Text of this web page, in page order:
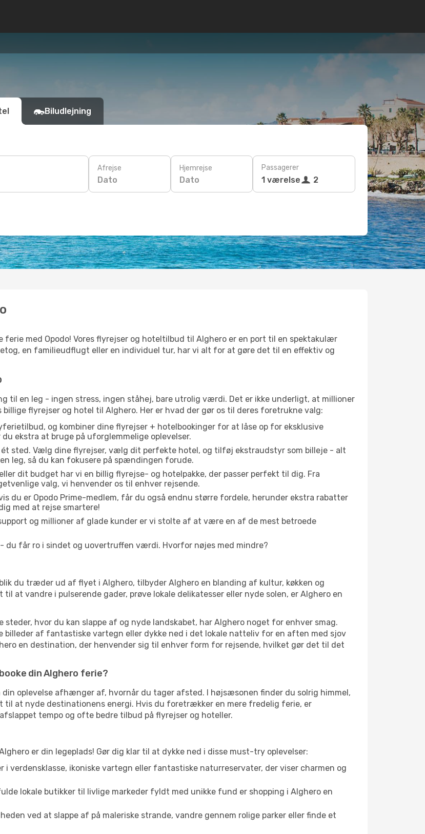
Biludlejning
Afrejse
Dato
Hjemrejse
Dato
Passagerer
1 værelse 2
med Opodo! Vores flyrejser og hoteltilbud til Alghero er en port til en spektakulær
en familieudflugt eller en individuel tur, har vi alt for at gøre det til en effektiv og
til en leg - ingen stress, ingen ståhej, bare utrolig værdi. Det er ikke underligt, at millioner
flyrejser og hotel til Alghero. Her er hvad der gør os til deres foretrukne valg:
og kombiner dine flyrejser + hotelbookinger for at låse op for eksklusive
ekstra at bruge på uforglemmelige oplevelser.
ét sted. Vælg dine flyrejser, vælg dit perfekte hotel, og tilføj ekstraudstyr som billeje - alt
leg, så du kan fokusere på spændingen forude.
dit budget har vi en billig flyrejse- og hotelpakke, der passer perfekt til dig. Fra
valg, vi henvender os til enhver rejsende.
du er Opodo Prime-medlem, får du også endnu større fordele, herunder ekstra rabatter
med at rejse smartere!
og millioner af glade kunder er vi stolte af at være en af de mest betroede
du får ro i sindet og uovertruffen værdi. Hvorfor nøjes med mindre?
du træder ud af flyet i Alghero, tilbyder Alghero en blanding af kultur, køkken og
at vandre i pulserende gader, prøve lokale delikatesser eller nyde solen, er Alghero en
steder, hvor du kan slappe af og nyde landskabet, har Alghero noget for enhver smag.
billeder af fantastiske vartegn eller dykke ned i det lokale natteliv for en aften med sjov
en destination, der henvender sig til enhver form for rejsende, hvilket gør det til det
din Alghero ferie?
oplevelse afhænger af, hvornår du tager afsted. I højsæsonen finder du solrig himmel,
at nyde destinationens energi. Hvis du foretrækker en mere fredelig ferie, er
tempo og ofte bedre tilbud på flyrejser og hoteller.
er din legeplads! Gør dig klar til at dykke ned i disse must-try oplevelser:
i verdensklasse, ikoniske vartegn eller fantastiske naturreservater, der viser charmen og
lokale butikker til livlige markeder fyldt med unikke fund er shopping i Alghero en
ved at slappe af på maleriske strande, vandre gennem rolige parker eller finde et